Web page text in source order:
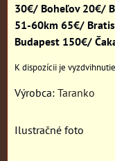
30€/ Boheľov 20€/
51-60km 65€/
Budapest 150€/
Výrobca: Taranko
Ilustračné foto